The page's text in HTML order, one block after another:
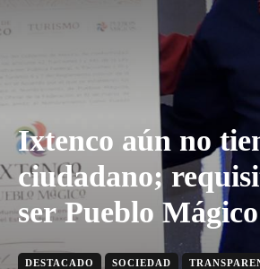
Ixtenco aún no
ciudadano;
ser Pueblo Mágico
DESTACADO SOCIEDAD